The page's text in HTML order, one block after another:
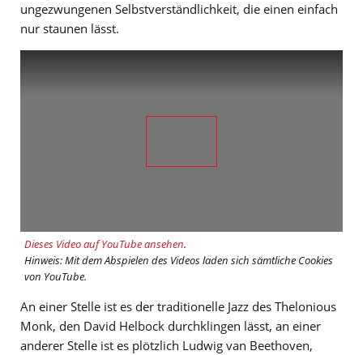
ungezwungenen Selbstverständlichkeit, die einen einfach
nur staunen lässt.
Dieses Video auf YouTube ansehen.
Hinweis: Mit dem Abspielen des Videos laden sich sämtliche Cookies
von YouTube.
An einer Stelle ist es der traditionelle Jazz des Thelonious
Monk, den David Helbock durchklingen lässt, an einer
anderer Stelle ist es plötzlich Ludwig van Beethoven,